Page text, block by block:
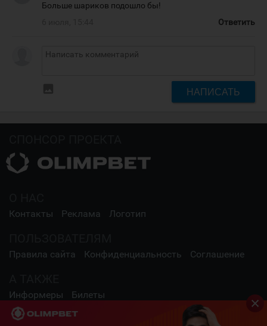
Больше шариков подошло бы!
Ответить
НАПИСАТЬ
Контакты Реклама Логотип
Правила сайта Конфиденциальность Соглашение
Информеры Билеты
СОЦИАЛЬНЫЕ СЕТИ